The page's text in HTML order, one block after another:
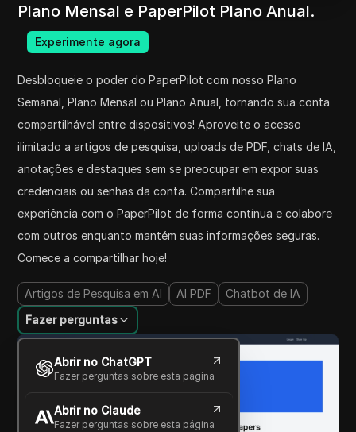
Plano Mensal e PaperPilot Plano Anual.
Experimente agora
Desbloqueie o poder do PaperPilot com nosso Plano
Semanal, Plano Mensal ou Plano Anual, tornando sua conta
compartilhável entre dispositivos! Aproveite o acesso
ilimitado a artigos de pesquisa, uploads de PDF, chats de IA,
anotações e destaques sem se preocupar em expor suas
credenciais ou senhas da conta. Compartilhe sua
experiência com o PaperPilot de forma contínua e colabore
com outros enquanto mantém suas informações seguras.
Comece a compartilhar hoje!
Artigos de Pesquisa em AI AI PDF
Chatbot de IA
Fazer perguntas
Abrir no ChatGPT
Fazer perguntas sobre esta página
Abrir no Claude
Fazer perguntas sobre esta página